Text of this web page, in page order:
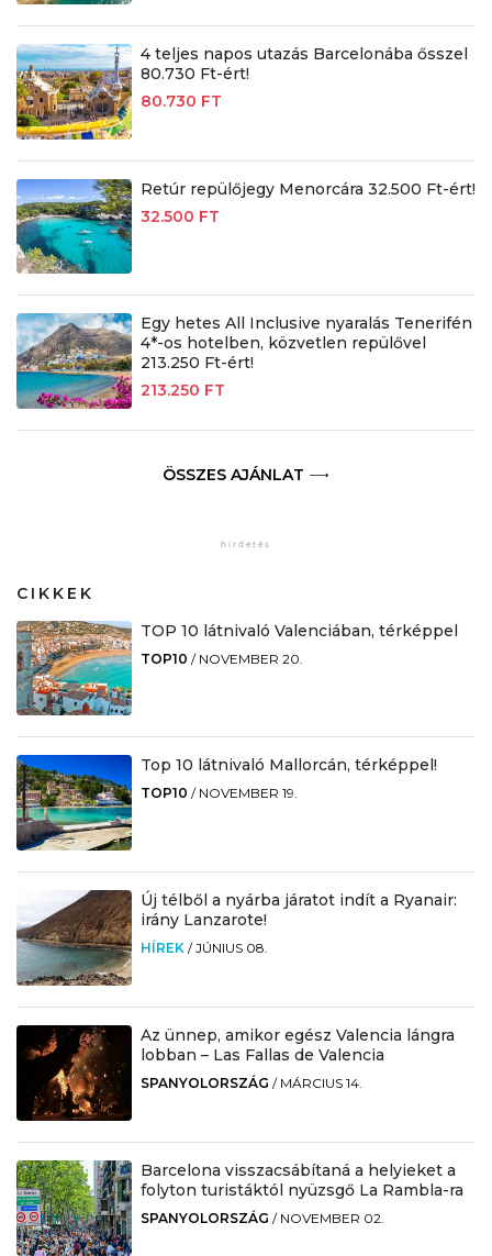
4 teljes napos utazás Barcelonába ősszel
80.730 Ft-ért!
80.730 FT
Retúr repülőjegy Menorcára 32.500 Ft-ért!
32.500 FT
Egy hetes All Inclusive nyaralás Tenerifén
4*-os hotelben, közvetlen repülővel
213.250 Ft-ért!
213.250 FT
ÖSSZES AJÁNLAT
CIKKEK
TOP 10 látnivaló Valenciában, térképpel
TOP10 / NOVEMBER 20.
Top 10 látnivaló Mallorcán, térképpel!
TOP10 / NOVEMBER 19.
Új télből a nyárba járatot indít a Ryanair:
irány Lanzarote!
HÍREK /JÚNIUS 08.
Az ünnep, amikor egész Valencia lángra
lobban – Las Fallas de Valencia
SPANYOLORSZÁG / MÁRCIUS 14.
Barcelona visszacsábítaná a helyieket a
folyton turistáktól nyüzsgő La Rambla-ra
SPANYOLORSZÁG / NOVEMBER 02.